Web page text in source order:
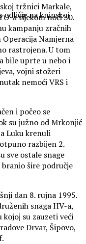
tržnici Markale,
a tijekom noći 30.
kampanju zračnih
Operacija Namjerna
rastrojena. U tom
bile uprte u nebo i
vojni stožeri
nemoći VRS i
i počeo se
su južno od Mrkonjić
Luku krenuli
razbijen 2.
sve ostale snage
branio šire područje
dan 8. rujna 1995.
snaga HV-a,
su zauzeti veći
Drvar, Šipovo,
odličje na kninskoj